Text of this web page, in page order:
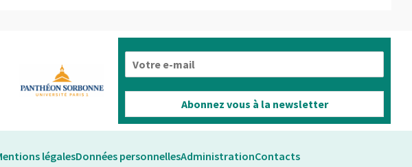
l
Abonnez vous à la newsletter
légalesDonnées personnellesAdministrationContacts